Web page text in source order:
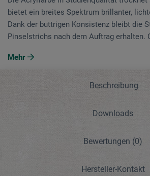
bietet ein breites Spektrum brillanter,
Dank der buttrigen Konsistenz bleibt die
Pinselstrichs nach dem Auftrag erhalten.
Mehr
Beschreibung
Downloads
Bewertungen (0)
Hersteller-Kontakt